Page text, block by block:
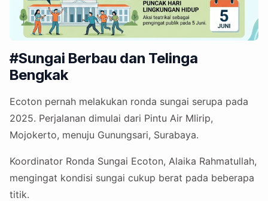
#Sungai Berbau dan Telinga
Bengkak
Ecoton pernah melakukan ronda sungai serupa pada
2025. Perjalanan dimulai dari Pintu Air Mlirip,
Mojokerto, menuju Gunungsari, Surabaya.
Koordinator Ronda Sungai Ecoton, Alaika Rahmatullah,
mengingat kondisi sungai cukup berat pada beberapa
titik.